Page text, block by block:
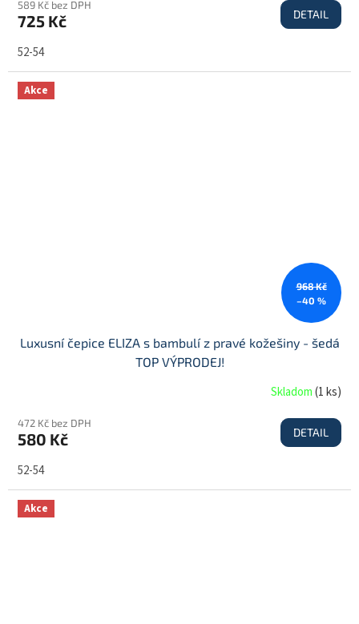
589 Kč bez DPH
725 Kč DETAIL
52-54
Akce
968 Kč
–40 %
Luxusní čepice ELIZA s bambulí z pravé kožešiny - šedá
TOP VÝPRODEJ!
Skladom(1 ks)
472 Kč bez DPH
580 Kč DETAIL
52-54
Akce